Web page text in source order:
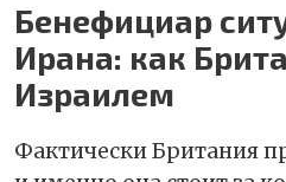
Бенефициар
Ирана: как
Израилем
Фактически Британия